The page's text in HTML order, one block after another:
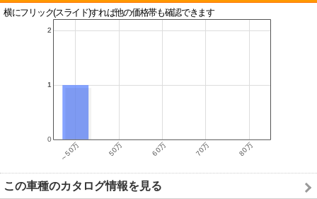
横にフリック(スライド)すれば他の価格帯も確認できます
この車種のカタログ情報を見る